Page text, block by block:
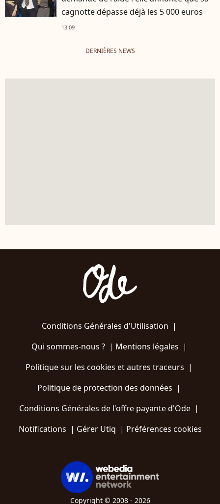
cagnotte dépasse déjà les 5 000 euros
13:09
DERNIÈRES NEWS
Conditions Générales d'Utilisation |
Qui sommes-nous ?| Mentions légales |
Politique sur les cookies et autres traceurs |
Politique de protection des données |
Conditions Générales de l'offre payante d'Ode |
Notifications | Gérer Utiq | Préférences cookies
Copyright © 2008 - 2026